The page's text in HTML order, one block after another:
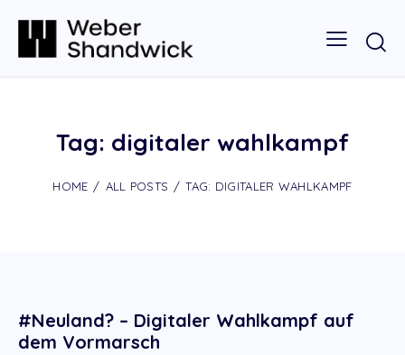
Tag: digitaler wahlkampf
HOME ALL POSTS TAG: DIGITALER WAHLKAMPF
#Neuland? – Digitaler Wahlkampf auf
dem Vormarsch